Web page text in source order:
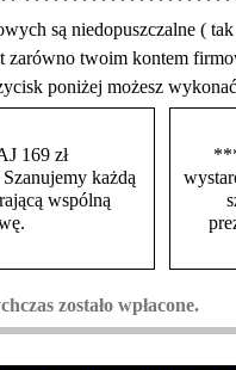
są
zarówno twoim
poniżej możesz
169 zł
każdą
wspólną
zostało wpłacone.